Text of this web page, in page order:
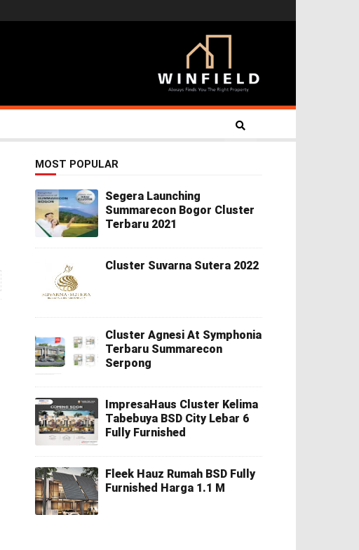
MOST POPULAR
Segera Launching
Summarecon Bogor Cluster
Terbaru 2021
Cluster Suvarna Sutera 2022
Cluster Agnesi At Symphonia
Terbaru Summarecon
Serpong
ImpresaHaus Cluster Kelima
Tabebuya BSD City Lebar 6
Fully Furnished
Fleek Hauz Rumah BSD Fully
Furnished Harga 1.1 M